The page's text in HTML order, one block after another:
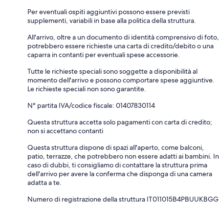
Per eventuali ospiti aggiuntivi possono essere previsti
supplementi, variabili in base alla politica della struttura.
All'arrivo, oltre a un documento di identità comprensivo di foto,
potrebbero essere richieste una carta di credito/debito o una
caparra in contanti per eventuali spese accessorie.
Tutte le richieste speciali sono soggette a disponibilità al
momento dell'arrivo e possono comportare spese aggiuntive.
Le richieste speciali non sono garantite.
N° partita IVA/codice fiscale: 01407830114
Questa struttura accetta solo pagamenti con carta di credito;
non si accettano contanti
Questa struttura dispone di spazi all'aperto, come balconi,
patio, terrazze, che potrebbero non essere adatti ai bambini. In
caso di dubbi, ti consigliamo di contattare la struttura prima
dell'arrivo per avere la conferma che disponga di una camera
adatta a te.
Numero di registrazione della struttura IT011015B4PBUUKBGG